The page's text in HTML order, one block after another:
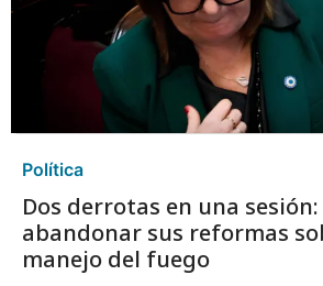
Política
Dos derrotas en una
abandonar sus reformas
manejo del fuego